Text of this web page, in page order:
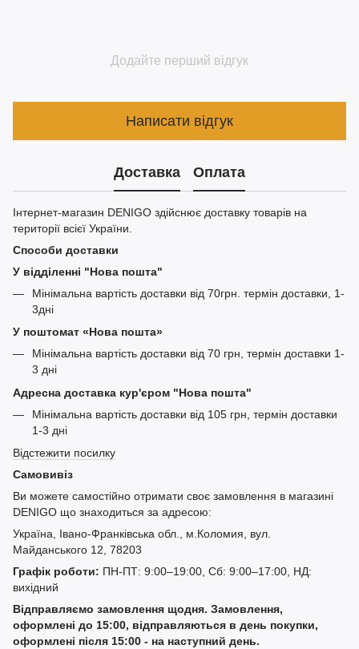
Додайте перший відгук
Написати відгук
Доставка Оплата
Інтернет-магазин DENIGO здійснює доставку товарів на
території всієї України.
Способи доставки
У відділенні "Нова пошта"
Мінімальна вартість доставки від 70грн. термін доставки, 1-
3дні
У поштомат «Нова пошта»
Мінімальна вартість доставки від 70 грн, термін доставки 1-
3 дні
Адресна доставка кур'єром "Нова пошта"
Мінімальна вартість доставки від 105 грн, термін доставки
1-3 дні
Відстежити посилку
Самовивіз
Ви можете самостійно отримати своє замовлення в магазині
DENIGO що знаходиться за адресою:
Україна, Івано-Франківська обл., м.Коломия, вул.
Майданського 12, 78203
Графік роботи: ПН-ПТ: 9:00–19:00, Сб: 9:00–17:00, НД:
вихідний
Відправляємо замовлення щодня. Замовлення,
оформлені до 15:00, відправляються в день покупки,
оформлені після 15:00 - на наступний день.